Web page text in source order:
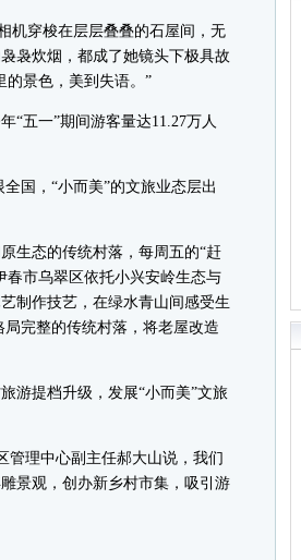
穿梭在层层叠叠的石屋间，无
袅炊烟，都成了她镜头下极具故
的景色，美到失语。”
五一”期间游客量达11.27万人
，“小而美”的文旅业态层出
态的传统村落，每周五的“赶
春市乌翠区依托小兴安岭生态与
制作技艺，在绿水青山间感受生
完整的传统村落，将老屋改造
提档升级，发展“小而美”文旅
理中心副主任郝大山说，我们
景观，创办新乡村市集，吸引游